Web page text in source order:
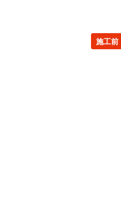
施工前